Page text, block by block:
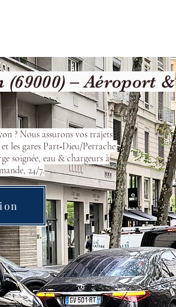
– Aéroport &
? Nous assurons vos trajets
les gares Part‑Dieu/Perrache.
soignée, eau & chargeurs à
24/7.